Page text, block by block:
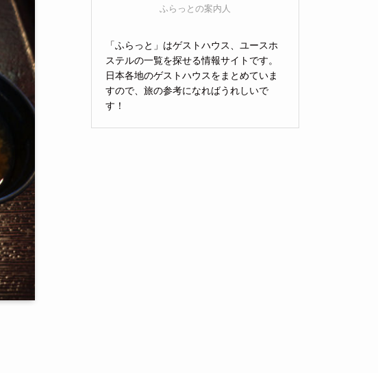
ふらっとの案内人
「ふらっと」はゲストハウス、ユースホ
ステルの一覧を探せる情報サイトです。
日本各地のゲストハウスをまとめていま
すので、旅の参考になればうれしいで
す！